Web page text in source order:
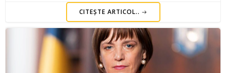
CITEȘTE ARTICOL..